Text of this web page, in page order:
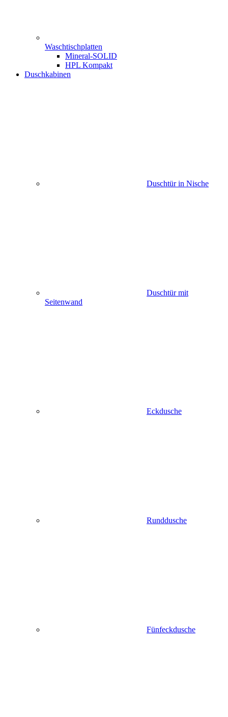
Waschtischplatten
Mineral-SOLID
HPL Kompakt
Duschkabinen
Duschtür in Nische
Duschtür mit
Seitenwand
Eckdusche
Runddusche
Fünfeckdusche